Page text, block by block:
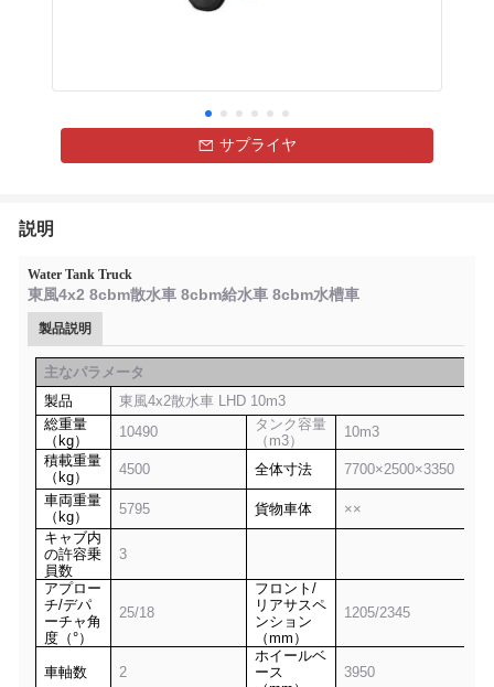
サプライヤ
説明
Water Tank Truck
東風4x2 8cbm散水車 8cbm給水車 8cbm水槽車
製品説明
主なパラメータ
製品
東風4x2散水車 LHD 10m3
総重量
（kg）
10490
タンク容量
（m3）
10m3
積載重量
（kg）
4500 全体寸法
7700×2500×3350
車両重量
（kg）
5795 貨物車体
××
キャブ内
の許容乗
員数
3
アプロー
チ/デパ
ーチャ角
度（°）
25/18
フロント/
リアサスペ
ンション
（mm）
1205/2345
車軸数 2
ホイールベ
ース
3950